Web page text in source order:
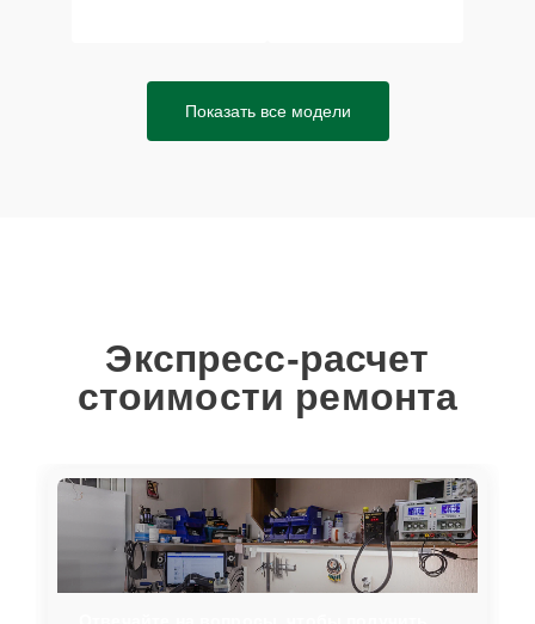
Показать все модели
Экспресс-расчет
стоимости ремонта